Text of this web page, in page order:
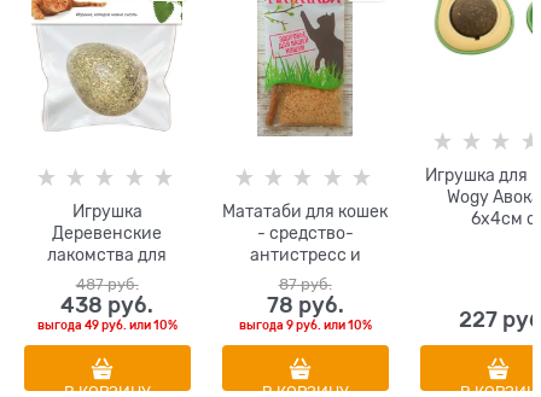
Игрушка
Деревенские
лакомства для
кошек Мятный шар
"Яйцо"
487 руб.
438 руб.
выгода 49 руб. или10%
В КОРЗИНУ
Мататаби для кошек
- средство-
антистресс и
палочка-игрушка
87 руб.
78 руб.
выгода 9 руб. или10%
В КОРЗИНУ
Игрушка для
Wogy
6х4см с
227
В